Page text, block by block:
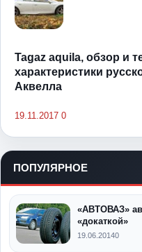
Tagaz aquila, обзор и
характеристики
Аквелла
19.11.2017 0
ПОПУЛЯРНОЕ
«АВТОВАЗ»
«докаткой»
19.06.20140